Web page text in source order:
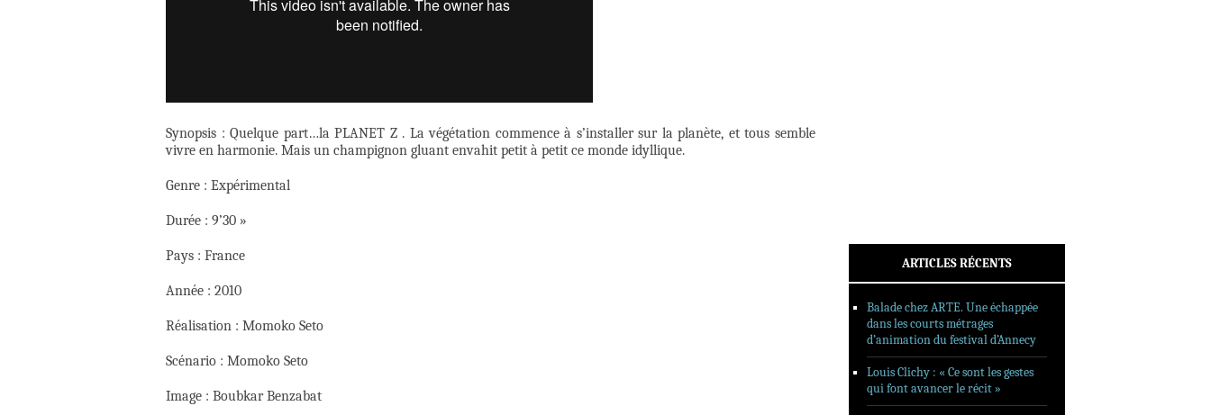
Synopsis : Quelque part…la PLANET Z . La végétation commence à s’installer sur la planète, et tous semble
vivre en harmonie. Mais un champignon gluant envahit petit à petit ce monde idyllique.
Genre : Expérimental
Durée : 9’30 »
Pays : France
Année : 2010
Réalisation : Momoko Seto
Scénario : Momoko Seto
Image : Boubkar Benzabat
ARTICLES RÉCENTS
Balade chez ARTE. Une échappée
dans les courts métrages
d’animation du festival d’Annecy
Louis Clichy : « Ce sont les gestes
qui font avancer le récit »